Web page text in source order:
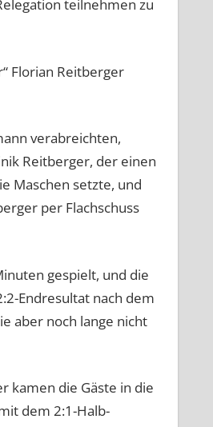
teilnehmen zu
Florian Reitberger
verabreichten,
Reitberger, der einen
Maschen setzte, und
per Flachschuss
gespielt, und die
Endresultat nach dem
aber noch lange nicht
kamen die Gäste in die
dem 2:1-Halb-